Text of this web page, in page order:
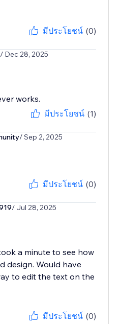
มีประโยชน์ (0)
/ Dec 28, 2025
works.
มีประโยชน์ (1)
/ Sep 2, 2025
มีประโยชน์ (0)
/ Jul 28, 2025
a minute to see how
design. Would have
to edit the text on the
มีประโยชน์ (0)